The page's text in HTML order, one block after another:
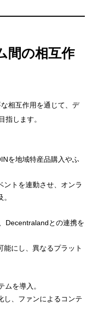
間の相互作
相互作用を通じて、デ
指します。
を地域特産品購入やふ
ントを連動させ、オンラ
Decentralandとの連携を
能にし、異なるプラット
ムを導入。
し、ファンによるコンテ